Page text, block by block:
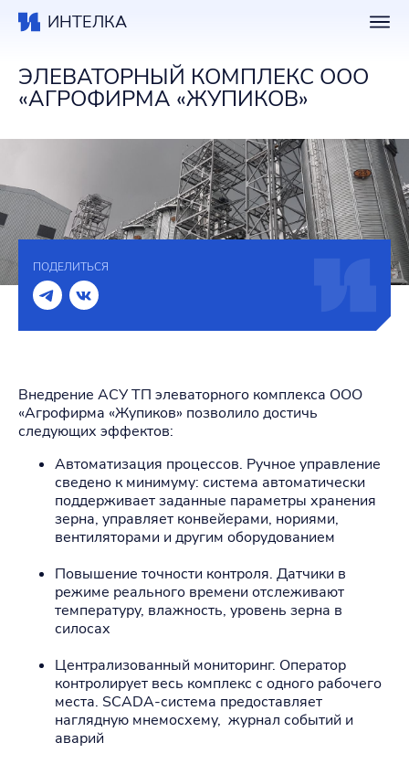
ИНТЕЛКА
ЭЛЕВАТОРНЫЙ КОМПЛЕКС ООО
«АГРОФИРМА «ЖУПИКОВ»
ПОДЕЛИТЬСЯ
Внедрение АСУ ТП элеваторного комплекса ООО
«Агрофирма «Жупиков» позволило достичь
следующих эффектов:
Автоматизация процессов. Ручное управление
сведено к минимуму: система автоматически
поддерживает заданные параметры хранения
зерна, управляет конвейерами, нориями,
вентиляторами и другим оборудованием
Повышение точности контроля. Датчики в
режиме реального времени отслеживают
температуру, влажность, уровень зерна в
силосах
Централизованный мониторинг. Оператор
контролирует весь комплекс с одного рабочего
места. SCADA‑система предоставляет
наглядную мнемосхему, журнал событий и
аварий